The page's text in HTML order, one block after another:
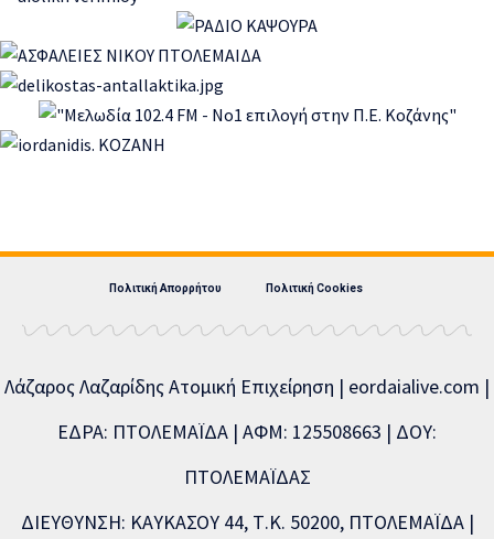
Πολιτική Απορρήτου Πολιτική Cookies
Λάζαρος Λαζαρίδης Ατομική Επιχείρηση | eordaialive.com |
ΕΔΡΑ: ΠΤΟΛΕΜΑΪΔΑ | ΑΦΜ: 125508663 | ΔΟΥ:
ΠΤΟΛΕΜΑΪΔΑΣ
ΔΙΕΥΘΥΝΣΗ: ΚΑΥΚΑΣΟΥ 44, Τ.Κ. 50200, ΠΤΟΛΕΜΑΪΔΑ |